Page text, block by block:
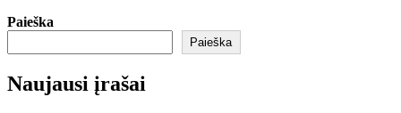
Paieška
Paieška
Naujausi įrašai